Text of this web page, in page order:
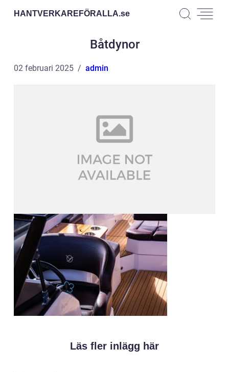
HANTVERKAREFÖRALLA.se
Båtdynor
02 februari 2025 admin
Läs fler inlägg här